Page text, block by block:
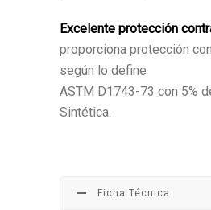
Excelente protección
proporciona protección
según lo define
ASTM D1743-73 con 5%
Sintética.
Ficha Técnica